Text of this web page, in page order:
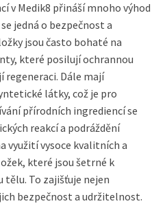
v Medik8 přináší mnoho výhod
jedná o bezpečnost a
jsou často bohaté na
které posilují ochrannou
regeneraci. Dále mají
látky, což je pro
přírodních ingrediencí se
reakcí a podráždění
využití vysoce kvalitních a
které jsou šetrné k
To zajišťuje nejen
bezpečnost a udržitelnost.